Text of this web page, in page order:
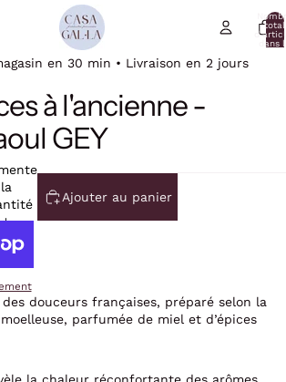
total
dans
en 30 min • Livraison en 2 jours
à l'ancienne -
GEY
la
Ajouter au panier
douceurs françaises, préparé selon la
parfumée de miel et d’épices
la chaleur réconfortante des arômes